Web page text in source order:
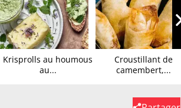
Krisprolls au houmous
au...
Croustillant de
camembert,...